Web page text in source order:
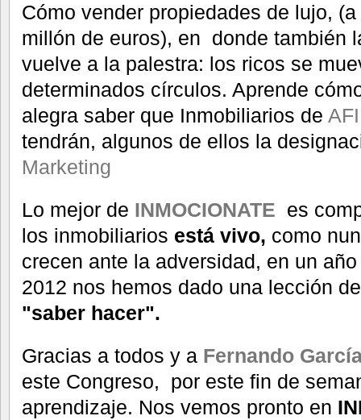
Cómo vender propiedades de lujo,
millón de euros), en donde también
vuelve a la palestra: los ricos se
determinados círculos. Aprende
alegra saber que Inmobiliarios de
tendrán, algunos de ellos la
Marketing
Lo mejor de INMOCIONATE es
los inmobiliarios está vivo, como
crecen ante la adversidad, en un
2012 nos hemos dado una lección de
"saber hacer".
Gracias a todos y a Fernando
este Congreso, por este fin de
aprendizaje. Nos vemos pronto en